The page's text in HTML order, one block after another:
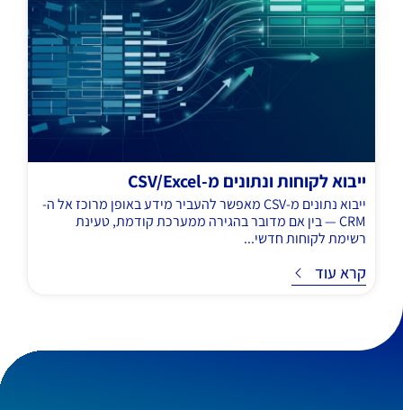
ייבוא לקוחות ונתונים מ-CSV/Excel
ייבוא נתונים מ-CSV מאפשר להעביר מידע באופן מרוכז אל ה-
CRM — בין אם מדובר בהגירה ממערכת קודמת, טעינת
רשימת לקוחות חדשי...
קרא עוד